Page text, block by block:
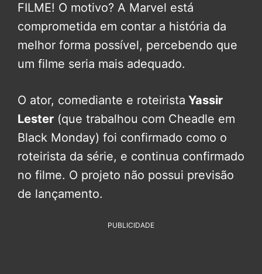
FILME! O motivo? A Marvel está
comprometida em contar a história da
melhor forma possível, percebendo que
um filme seria mais adequado.
O ator, comediante e roteirista Yassir
Lester (que trabalhou com Cheadle em
Black Monday) foi confirmado como o
roteirista da série, e continua confirmado
no filme. O projeto não possui previsão
de lançamento.
PUBLICIDADE